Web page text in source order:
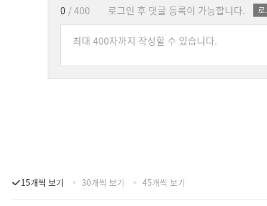
로그인 후 댓글 등록이 가능합니다.
0 / 400
15개씩 보기 30개씩 보기 45개씩 보기